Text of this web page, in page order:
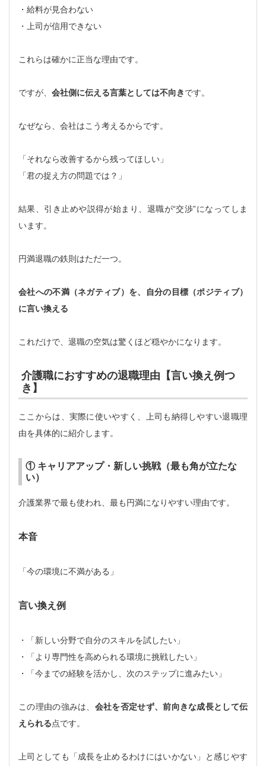
・給料が見合わない
・上司が信用できない
これらは確かに正当な理由です。
ですが、 会社側に伝える言葉としては不向きです。
なぜなら、会社はこう考えるからです。
「それなら改善するから残ってほしい」
「君の捉え方の問題では？」
結果、引き止めや説得が始まり、退職が“交渉”になってしま
います。
円満退職の鉄則はただ一つ。
会社への不満（ネガティブ）を、自分の目標（ポジティブ）
に言い換える
これだけで、退職の空気は驚くほど穏やかになります。
介護職におすすめの退職理由【言い換え例つ
き】
ここからは、実際に使いやすく、上司も納得しやすい退職理
由を具体的に紹介します。
① キャリアアップ・新しい挑戦（最も角が立たな
い）
介護業界で最も使われ、最も円満になりやすい理由です。
本音
「今の環境に不満がある」
言い換え例
・「新しい分野で自分のスキルを試したい」
・「より専門性を高められる環境に挑戦したい」
・「今までの経験を活かし、次のステップに進みたい」
この理由の強みは、 会社を否定せず、前向きな成長として伝
えられる点です。
上司としても「成長を止めるわけにはいかない」と感じやす